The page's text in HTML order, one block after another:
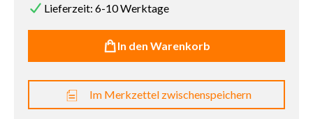
Lieferzeit: 6-10 Werktage
In den Warenkorb
Im Merkzettel zwischenspeichern